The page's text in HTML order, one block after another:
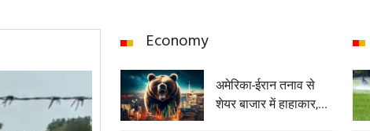
Economy
अमेरिका-ईरान तनाव से
शेयर बाजार में हाहाकार,...